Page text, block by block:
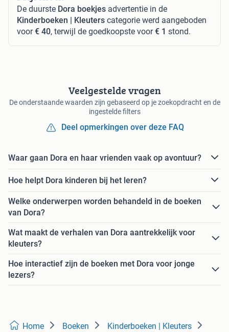
De duurste Dora boekjes advertentie in de
Kinderboeken | Kleuters categorie werd aangeboden
voor€ 40, terwijl de goedkoopste voor€ 1 stond.
Veelgestelde vragen
De onderstaande waarden zijn gebaseerd op je zoekopdracht en de
ingestelde filters
Deel opmerkingen over deze FAQ
Waar gaan Dora en haar vrienden vaak op avontuur?
Hoe helpt Dora kinderen bij het leren?
Welke onderwerpen worden behandeld in de boeken
van Dora?
Wat maakt de verhalen van Dora aantrekkelijk voor
kleuters?
Hoe interactief zijn de boeken met Dora voor jonge
lezers?
Home Boeken Kinderboeken | Kleuters